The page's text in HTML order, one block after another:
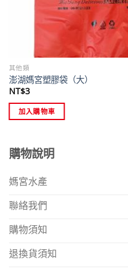
其他類
澎湖媽宮塑膠袋（大）
NT$3
加入購物車
購物說明
媽宮水產
聯絡我們
購物須知
退換貨須知